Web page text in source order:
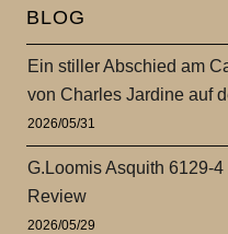
BLOG
Ein stiller Abschied am
von Charles Jardine auf
2026/05/31
G.Loomis Asquith 6129-
Review
2026/05/29